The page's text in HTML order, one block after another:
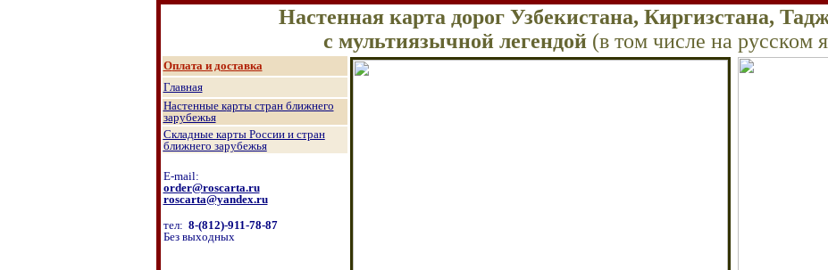
Настенная карта дорог Узбекистана, Киргизстана,
с мультиязычной легендой (в том числе на русском
Оплата и доставка
Главная
Настенные карты стран ближнего
зарубежья
Складные карты России и стран
ближнего зарубежья
E-mail:
order@roscarta.ru
roscarta@yandex.ru
тел: 8-(812)-911-78-87
Без выходных